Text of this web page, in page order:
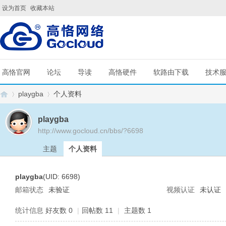
设为首页 收藏本站
高恪官网 论坛 导读 高恪硬件 软路由下载 技术
playgba 个人资料
playgba
http://www.gocloud.cn/bbs/?6698
主题 个人资料
playgba(UID: 6698)
邮箱状态
未验证 视频认证 未认证
统计信息 好友数 0 | 回帖数 11 | 主题数 1